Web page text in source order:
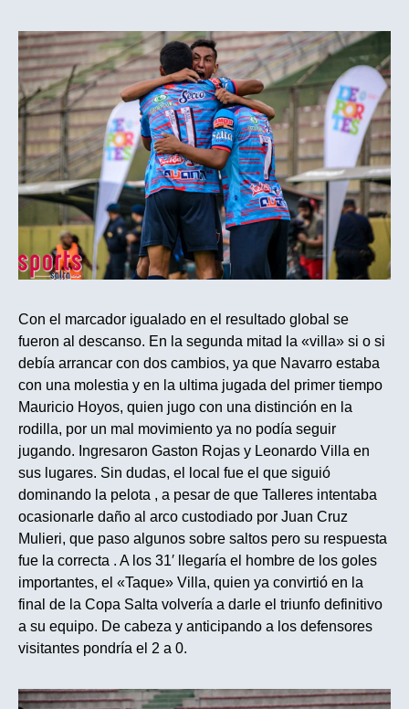
Con el marcador igualado en el resultado global se
fueron al descanso. En la segunda mitad la «villa» si o si
debía arrancar con dos cambios, ya que Navarro estaba
con una molestia y en la ultima jugada del primer tiempo
Mauricio Hoyos, quien jugo con una distinción en la
rodilla, por un mal movimiento ya no podía seguir
jugando. Ingresaron Gaston Rojas y Leonardo Villa en
sus lugares. Sin dudas, el local fue el que siguió
dominando la pelota , a pesar de que Talleres intentaba
ocasionarle daño al arco custodiado por Juan Cruz
Mulieri, que paso algunos sobre saltos pero su respuesta
fue la correcta . A los 31′ llegaría el hombre de los goles
importantes, el «Taque» Villa, quien ya convirtió en la
final de la Copa Salta volvería a darle el triunfo definitivo
a su equipo. De cabeza y anticipando a los defensores
visitantes pondría el 2 a 0.